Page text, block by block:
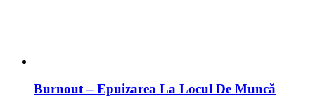
Burnout – Epuizarea La Locul De Muncă